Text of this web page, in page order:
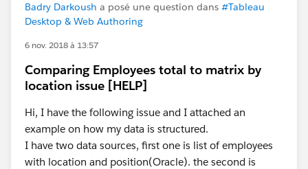
Badry Darkoush a posé une question dans #Tableau
Desktop & Web Authoring
6 nov. 2018 à 13:57
Comparing Employees total to matrix by
location issue [HELP]
Hi, I have the following issue and I attached an
example on how my data is structured.
I have two data sources, first one is list of employees
with location and position(Oracle). the second is